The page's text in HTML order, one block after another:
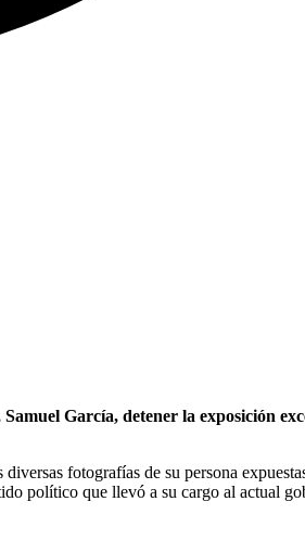
García, detener la exposición
fotografías de su persona
político que llevó a su cargo al actual